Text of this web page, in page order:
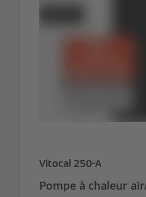
Vitocal 250-A
Pompe à chaleur